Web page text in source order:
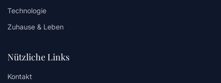
Technologie
Zuhause & Leben
Nützliche Links
Kontakt